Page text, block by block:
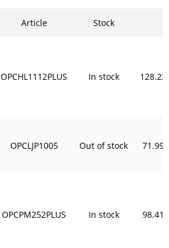
Article Stock
OPCHL1112PLUS In stock 128.23
OPCLJP1005 Out of stock 71.99
OPCPM252PLUS In stock 98.41